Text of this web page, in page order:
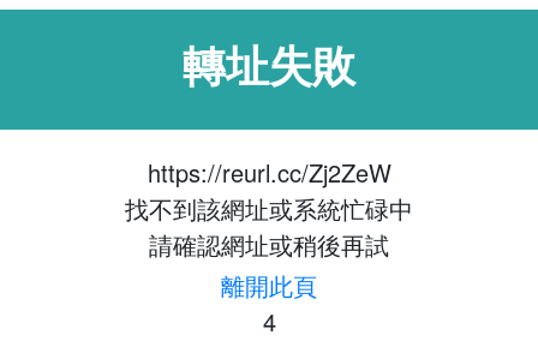
轉址失敗
https://reurl.cc/Zj2ZeW
找不到該網址或系統忙碌中
請確認網址或稍後再試
離開此頁
4